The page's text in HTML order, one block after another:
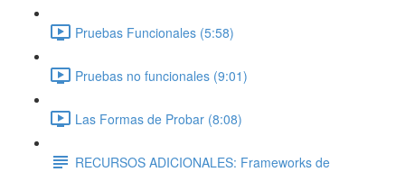
Pruebas Funcionales (5:58)
Pruebas no funcionales (9:01)
Las Formas de Probar (8:08)
RECURSOS ADICIONALES: Frameworks de